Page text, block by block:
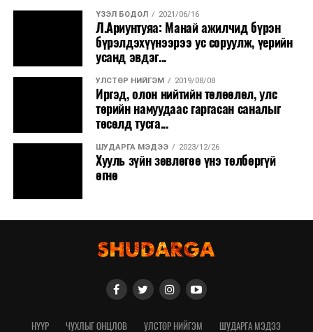
ҮЗЭЛ БОДОЛ 2021/06/16
Л.Ариунтуяа: Манай ажилчид бүрэн
бүрэлдэхүүнээрээ ус соруулж, үерийн
усанд эвдэг...
УЛСТӨР НИЙГЭМ 2019/08/08
Иргэд, олон нийтийн төлөөлөл, улс
төрийн намуудаас гаргасан саналыг
төсөлд тусга...
ШУДАРГА МЭДЭЭ 2023/12/26
Хууль зүйн зөвлөгөө үнэ төлбөргүй
өгнө
НҮҮР ЧУХЛЫГ ОНЦЛОВ УЛСТӨР НИЙГЭМ ШУДАРГА МЭДЭЭ